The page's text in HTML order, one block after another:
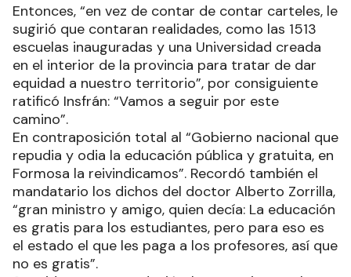
Entonces, “en vez de contar de contar carteles, le
sugirió que contaran realidades, como las 1513
escuelas inauguradas y una Universidad creada
en el interior de la provincia para tratar de dar
equidad a nuestro territorio”, por consiguiente
ratificó Insfrán: “Vamos a seguir por este
camino”.
En contraposición total al “Gobierno nacional que
repudia y odia la educación pública y gratuita, en
Formosa la reivindicamos”. Recordó también el
mandatario los dichos del doctor Alberto Zorrilla,
“gran ministro y amigo, quien decía: La educación
es gratis para los estudiantes, pero para eso es
el estado el que les paga a los profesores, así que
no es gratis”.